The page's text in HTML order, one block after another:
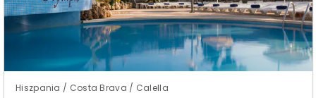
Hiszpania / Costa Brava / Calella